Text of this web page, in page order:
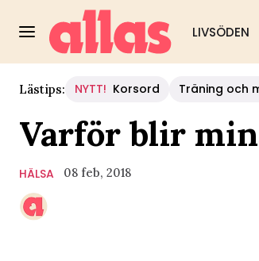
LIVSÖDEN
Lästips: NYTT! Korsord Träning och
Varför blir
HÄLSA 08 feb, 2018